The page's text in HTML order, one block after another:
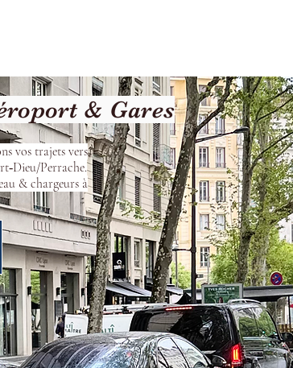
& Gares
vos trajets vers
Perrache.
& chargeurs à